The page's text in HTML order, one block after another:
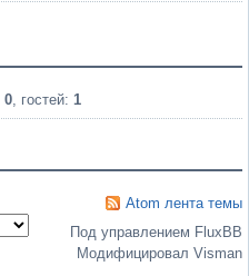
0, гостей: 1
Atom лента темы
Под управлением FluxBB
Модифицировал Visman